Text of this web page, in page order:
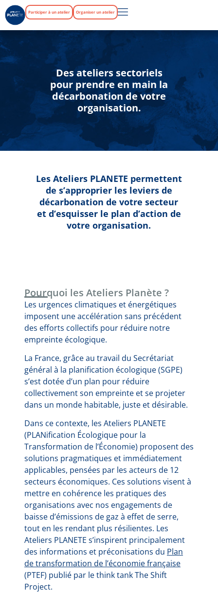
Participer à un atelier Organiser un atelier
Des ateliers sectoriels
pour prendre en main la
décarbonation de votre
organisation.
Les Ateliers PLANETE permettent
de s’approprier les leviers de
décarbonation de votre secteur
et d’esquisser le plan d’action de
votre organisation.
Pourquoi les Ateliers Planète ?
Les urgences climatiques et énergétiques
imposent une accélération sans précédent
des efforts collectifs pour réduire notre
empreinte écologique.
La France, grâce au travail du Secrétariat
général à la planification écologique (SGPE)
s’est dotée d’un plan pour réduire
collectivement son empreinte et se projeter
dans un monde habitable, juste et désirable.
Dans ce contexte, les Ateliers PLANETE
(PLANification Écologique pour la
Transformation de l’Économie) proposent des
solutions pragmatiques et immédiatement
applicables, pensées par les acteurs de 12
secteurs économiques. Ces solutions visent à
mettre en cohérence les pratiques des
organisations avec nos engagements de
baisse d’émissions de gaz à effet de serre,
tout en les rendant plus résilientes. Les
Ateliers PLANETE s’inspirent principalement
des informations et préconisations du Plan
de transformation de l’économie française
(PTEF) publié par le think tank The Shift
Project.